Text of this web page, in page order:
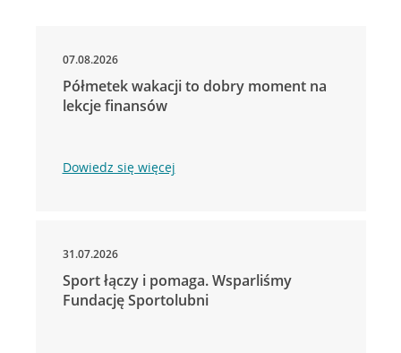
07.08.2026
Półmetek wakacji to dobry moment na
lekcje finansów
Dowiedz się więcej
31.07.2026
Sport łączy i pomaga. Wsparliśmy
Fundację Sportolubni